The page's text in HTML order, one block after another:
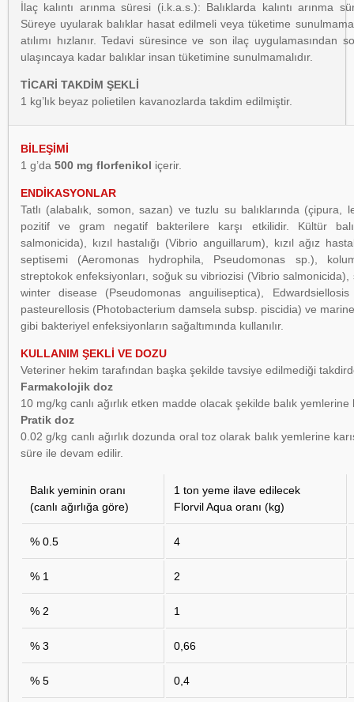
İlaç kalıntı arınma süresi (i.k.a.s.): Balıklarda kalıntı arınma
Süreye uyularak balıklar hasat edilmeli veya tüketime
atılımı hızlanır. Tedavi süresince ve son ilaç uygulamasından
ulaşıncaya kadar balıklar insan tüketimine sunulmamalıdır.
TİCARİ TAKDİM ŞEKLİ
1 kg’lık beyaz polietilen kavanozlarda takdim edilmiştir.
BİLEŞİMİ
1 g’da 500 mg florfenikol içerir.
ENDİKASYONLAR
Tatlı (alabalık, somon, sazan) ve tuzlu su balıklarında
pozitif ve gram negatif bakterilere karşı etkilidir. Kültür
salmonicida), kızıl hastalığı (Vibrio anguillarum), kızıl ağız
septisemi (Aeromonas hydrophila, Pseudomonas sp.),
streptokok enfeksiyonları, soğuk su vibriozisi (Vibrio
winter disease (Pseudomonas anguiliseptica),
pasteurellosis (Photobacterium damsela subsp. piscidia) ve
gibi bakteriyel enfeksiyonların sağaltımında kullanılır.
KULLANIM ŞEKLİ VE DOZU
Veteriner hekim tarafından başka şekilde tavsiye edilmediği
Farmakolojik doz
10 mg/kg canlı ağırlık etken madde olacak şekilde balık yemlerine
Pratik doz
0.02 g/kg canlı ağırlık dozunda oral toz olarak balık yemlerine
süre ile devam edilir.
Balık yeminin oranı
(canlı ağırlığa göre)
1 ton yeme ilave edilecek
Florvil Aqua oranı (kg)
% 0.5 4
% 1 2
% 2 1
% 3 0,66
% 5 0,4